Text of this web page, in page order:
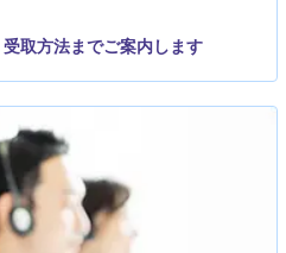
取方法までご案内します